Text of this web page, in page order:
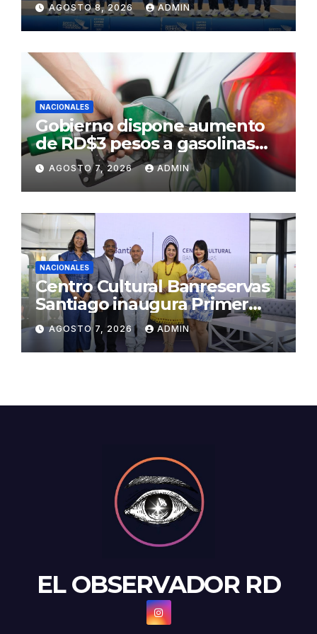
AGOSTO 8, 2026 ADMIN
NACIONALES
Gobierno dispone aumento
de RD$3 pesos a gasolinas
premium y regular
AGOSTO 7, 2026 ADMIN
NACIONALES
Centro Cultural Banreservas
Santiago inaugura Primer
Congreso de Artesanos de
Santiago
AGOSTO 7, 2026 ADMIN
EL OBSERVADOR RD